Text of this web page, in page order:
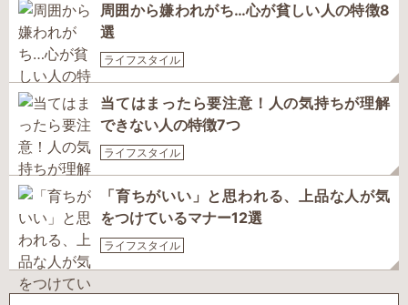
周囲から嫌われがち…心が貧しい人の特徴8
選
ライフスタイル
当てはまったら要注意！人の気持ちが理解
できない人の特徴7つ
ライフスタイル
「育ちがいい」と思われる、上品な人が気
をつけているマナー12選
ライフスタイル